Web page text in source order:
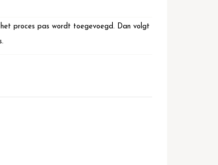
proces pas wordt toegevoegd. Dan volgt